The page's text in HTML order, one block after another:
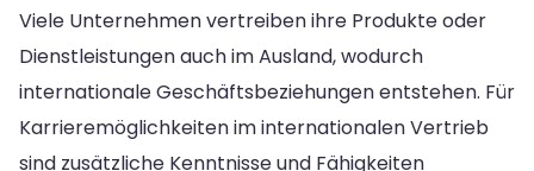
Viele Unternehmen vertreiben ihre Produkte oder
Dienstleistungen auch im Ausland, wodurch
internationale Geschäftsbeziehungen entstehen. Für
Karrieremöglichkeiten im internationalen Vertrieb
sind zusätzliche Kenntnisse und Fähigkeiten